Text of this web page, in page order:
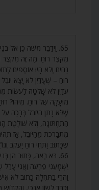
65. וַיְדַבֵּר מֹשֶׁה כֵּן אֶל
מִקֹּצֶר רוּחַ. מַה זֶּה מִקֹּצֶר
נָחִים וְלֹא הָיוּ אוֹסְפִים
רוּחַ – שֶׁעֲדַיִן לֹא יָצָא
עֲדַיִן לֹא שָׁלְטָה לַעֲשׂוֹת
מוּעָקָה שֶׁל רוּחַ. מִיהוּ?
שֶׁלֹּא נָתַן הַיּוֹבֵל בְּרָכָה
הַתַּחְתּוֹנָה, וְלֹא שׁוֹלֶטֶת
מִתְבָּרֶכֶת מֵהַיּוֹבֵל, אָז
שֶׁכָּתוּב וַתְּחִי רוּחַ יַעֲקֹב
66. בֹּא רְאֵה, כָּתוּב הֵן
יִשְׁמָעֵנִי פַרְעֹה וַאֲנִי
וַהֲרֵי בַּתְּחִלָּה כָּתוּב לֹא
וּכְבַד לָשׁוֹן אָנֹכִי,